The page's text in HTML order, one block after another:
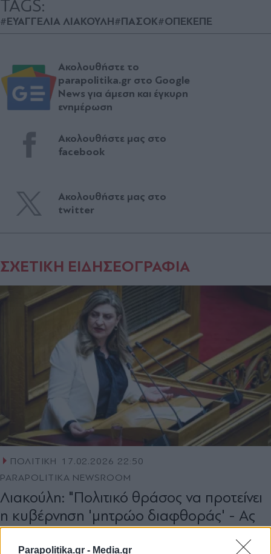
Parapolitika.gr - Media.gr
TAGS:
#ΕΥΑΓΓΕΛΙΑ ΛΙΑΚΟΥΛΗ#ΠΑΣΟΚ#ΟΠΕΚΕΠΕ
Ακολουθήστε το
parapolitika.gr στο Google
News για άμεση και έγκυρη
ενημέρωση
Ακολουθήστε μας στο
facebook
Ακολουθήστε μας στο
twitter
ΣΧΕΤΙΚΗ ΕΙΔΗΣΕΟΓΡΑΦΙΑ
ΠΟΛΙΤΙΚΗ
17.02.2026 22:50
PARAPOLITIKA NEWSROOM
Λιακούλη: "Πολιτικό θράσος να προτείνει
η κυβέρνηση 'μητρώο διαφθοράς' - Ας
γράψει το… όνομά της"